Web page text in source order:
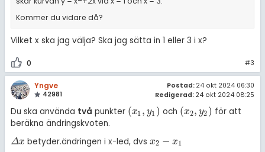
Kommer du vidare då?
Vilket x ska jag välja? Ska jag sätta in 1 eller 3 i x?
0 #3
Yngve
42981
Postad: 24 okt 2024 06:30
Redigerad: 24 okt 2024 08:25
Du ska använda två punkter (x1 , y1 )
(x1, y 1) och (x2, y2 )
(x2,y2)
för att
beräkna ändringskvoten.
Δx
Δx betyder.ändringen i x-led, dvsx2 − x1
x2-x1